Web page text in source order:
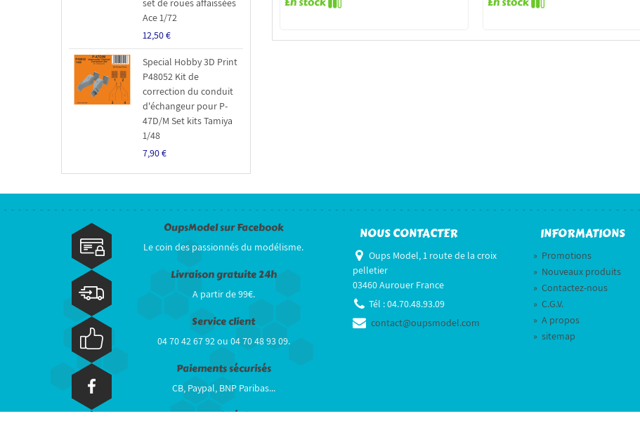
Ace 1/72
12,50 €
Special Hobby 3D Print
P48052 Kit de
correction du conduit
d'échangeur pour P-
47D/M Set kits Tamiya
1/48
7,90 €
OupsModel sur Facebook
Le coin des passionnés du modélisme.
Livraison gratuite 24h
A partir de 99€.
Service client
04 70 42 67 92 ou 04 70 48 93 09.
Paiements sécurisés
CB, Paypal, BNP Paribas...
Stock réel
NOUS CONTACTER
Oups Model, 1 route de la croix
pelletier
03460 Aurouer France
Tél :04.70.48.93.09
contact@oupsmodel.com
INFORMATIONS
» Promotions
» Nouveaux produits
» Contactez-nous
» C.G.V.
» A propos
» sitemap